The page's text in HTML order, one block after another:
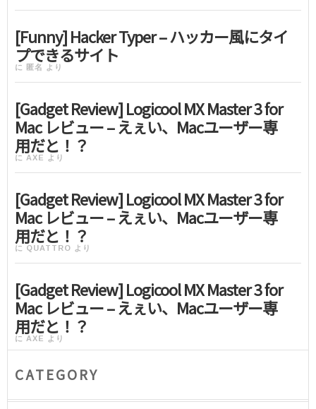
[Funny] Hacker Typer – ハッカー風にタイ
プできるサイト
に 匿名 より
[Gadget Review] Logicool MX Master 3 for
Mac レビュー – えぇい、Macユーザー専
用だと！？
に AXE より
[Gadget Review] Logicool MX Master 3 for
Mac レビュー – えぇい、Macユーザー専
用だと！？
に QUATTRO より
[Gadget Review] Logicool MX Master 3 for
Mac レビュー – えぇい、Macユーザー専
用だと！？
に AXE より
CATEGORY